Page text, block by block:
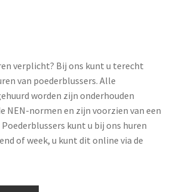
verplicht? Bij ons kunt u terecht
van poederblussers. Alle
worden zijn onderhouden
NEN-normen en zijn voorzien van een
kunt u bij ons huren
of week, u kunt dit online via de